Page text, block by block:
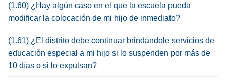
(1.60) ¿Hay algún caso en el que la escuela pueda
modificar la colocación de mi hijo de inmediato?
(1.61) ¿El distrito debe continuar brindándole servicios de
educación especial a mi hijo si lo suspenden por más de
10 días o si lo expulsan?